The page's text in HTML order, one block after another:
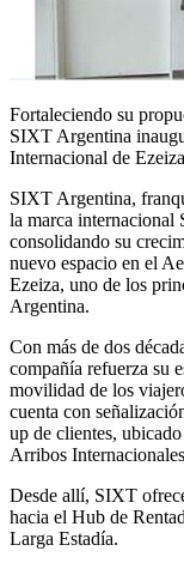
Fortaleciendo su
SIXT Argentina
Internacional de
SIXT Argentina,
la marca
consolidando su
nuevo espacio en el
Ezeiza, uno de los
Argentina.
Con más de dos
compañía refuerza su
movilidad de los
cuenta con
up de clientes,
Arribos
Desde allí, SIXT
hacia el Hub de
Larga Estadía.